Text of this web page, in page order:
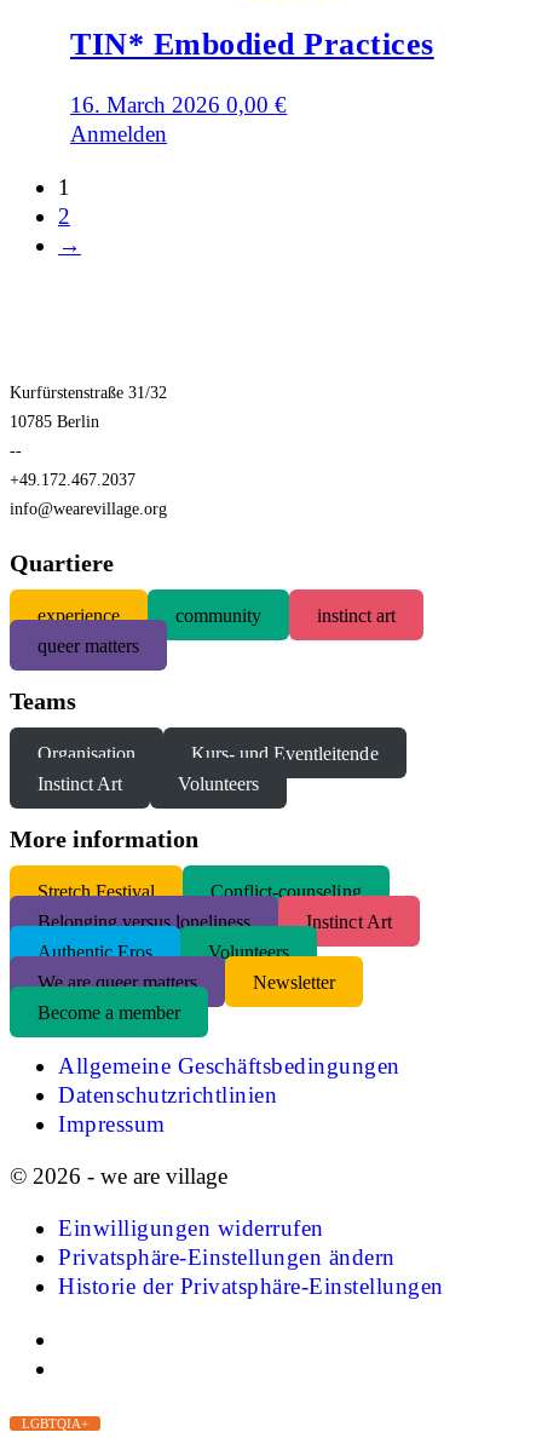
TIN* Embodied Practices
16. March 2026 0,00€
Anmelden
1
2
→
Kurfürstenstraße 31/32
10785 Berlin
--
+49.172.467.2037
info@wearevillage.org
Quartiere
experience community
instinct art
queer matters
Teams
Organisation
Kurs- und Eventleitende
Instinct Art
Volunteers
More information
Stretch Festival
Conflict-counseling
Belonging versus loneliness
Instinct Art
Authentic Eros
Volunteers
We are queer matters
Newsletter
Become a member
Allgemeine Geschäftsbedingungen
Datenschutzrichtlinien
Impressum
© 2026 - we are village
Einwilligungen widerrufen
Privatsphäre-Einstellungen ändern
Historie der Privatsphäre-Einstellungen
LGBTQIA+